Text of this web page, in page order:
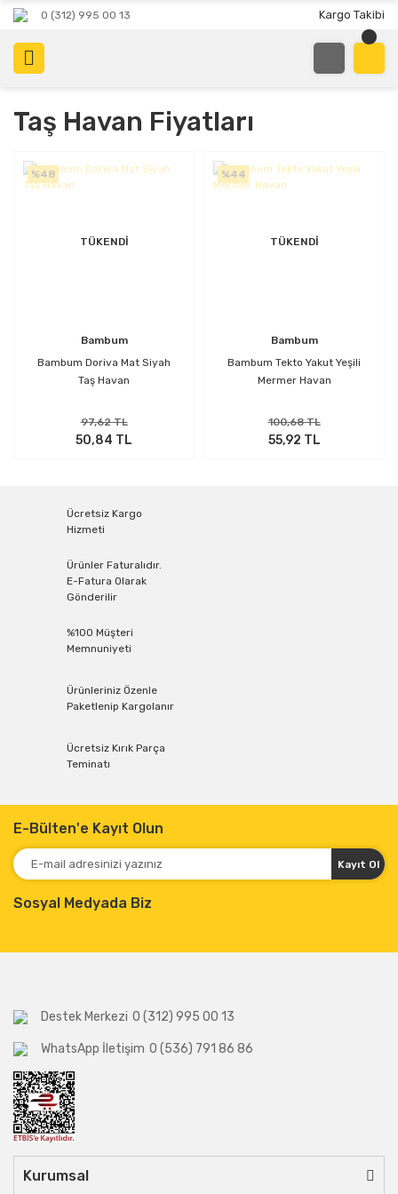
0 (312) 995 00 13 Kargo Takibi
Taş Havan Fiyatları
%48
TÜKENDİ
Bambum
Bambum Doriva Mat Siyah
Taş Havan
97,62 TL
50,84 TL
%44
TÜKENDİ
Bambum
Bambum Tekto Yakut Yeşili
Mermer Havan
100,68 TL
55,92 TL
Ücretsiz Kargo
Hizmeti
Ürünler Faturalıdır.
E-Fatura Olarak
Gönderilir
%100 Müşteri
Memnuniyeti
Ürünleriniz Özenle
Paketlenip Kargolanır
Ücretsiz Kırık Parça
Teminatı
E-Bülten'e Kayıt Olun
Kayıt Ol
Sosyal Medyada Biz
Destek Merkezi 0 (312) 995 00 13
WhatsApp İletişim 0 (536) 791 86 86
Kurumsal